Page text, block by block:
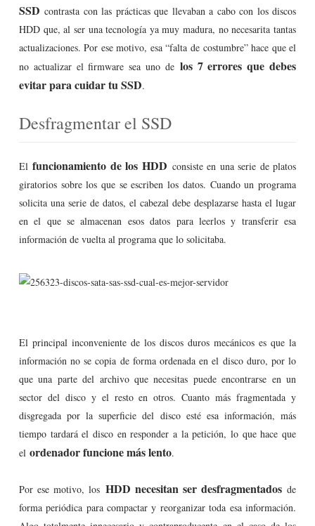
SSD contrasta con las prácticas que llevaban a cabo con los discos
HDD que, al ser una tecnología ya muy madura, no necesarita tantas
actualizaciones. Por ese motivo, esa “falta de costumbre” hace que el
no actualizar el firmware sea uno de los 7 errores que debes
evitar para cuidar tu SSD.
Desfragmentar el SSD
Elfuncionamiento de los HDD consiste en una serie de platos
giratorios sobre los que se escriben los datos. Cuando un programa
solicita una serie de datos, el cabezal debe desplazarse hasta el lugar
en el que se almacenan esos datos para leerlos y transferir esa
información de vuelta al programa que lo solicitaba.
El principal inconveniente de los discos duros mecánicos es que la
información no se copia de forma ordenada en el disco duro, por lo
que una parte del archivo que necesitas puede encontrarse en un
sector del disco y el resto en otros. Cuanto más fragmentada y
disgregada por la superficie del disco esté esa información, más
tiempo tardará el disco en responder a la petición, lo que hace que
el ordenador funcione más lento.
Por ese motivo, los HDD necesitan ser desfragmentadosde
forma periódica para compactar y reorganizar toda esa información.